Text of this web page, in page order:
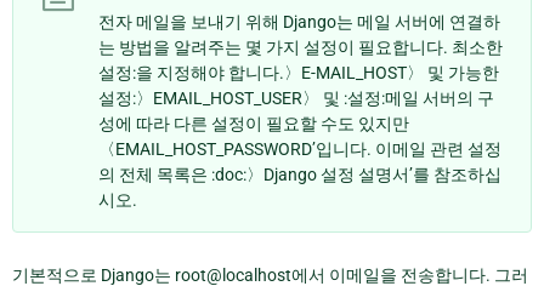
전자 메일을 보내기 위해 Django는 메일 서버에 연결하
는 방법을 알려주는 몇 가지 설정이 필요합니다. 최소한
설정:을 지정해야 합니다.〉E-MAIL_HOST〉 및 가능한
설정:〉EMAIL_HOST_USER〉 및 :설정:메일 서버의 구
성에 따라 다른 설정이 필요할 수도 있지만
〈EMAIL_HOST_PASSWORD’입니다. 이메일 관련 설정
의 전체 목록은 :doc:〉Django 설정 설명서’를 참조하십
시오.
기본적으로 Django는 root@localhost에서 이메일을 전송합니다. 그러